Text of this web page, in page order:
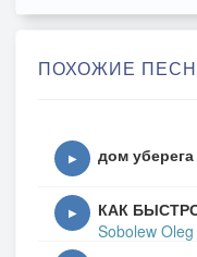
ПОХОЖИЕ
▶ дом уберега
▶ КАК
Sobolew Oleg